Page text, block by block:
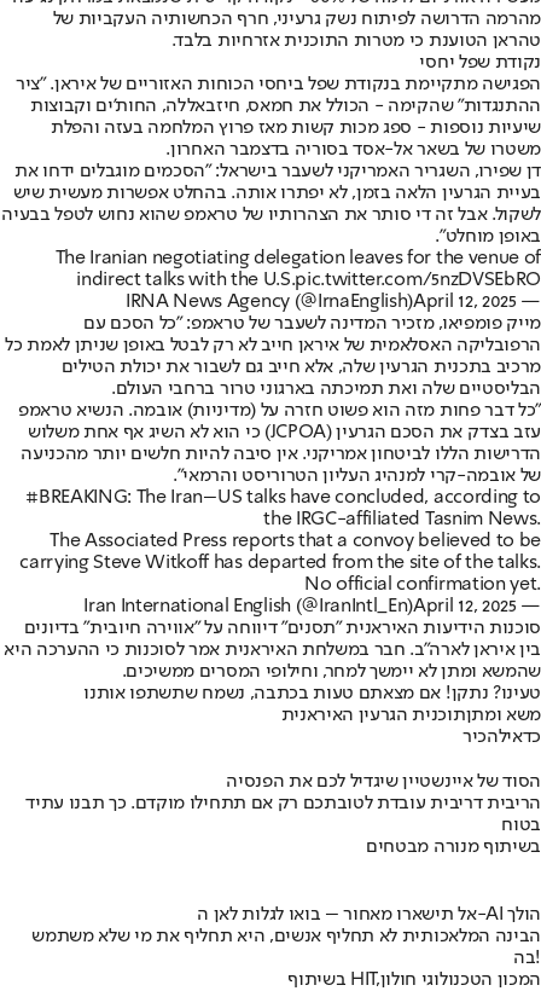
מהרמה הדרושה לפיתוח נשק גרעיני, חרף הכחשותיה העקביות של
טהראן הטוענת כי מטרות התוכנית אזרחיות בלבד.
נקודת שפל יחסי
הפגישה מתקיימת בנקודת שפל ביחסי הכוחות האזוריים של איראן. "ציר
ההתנגדות" שהקימה - הכולל את חמאס, חיזבאללה, החות'ים וקבוצות
שיעיות נוספות - ספג מכות קשות מאז פרוץ המלחמה בעזה והפלת
משטרו של בשאר אל-אסד בסוריה בדצמבר האחרון.
דן שפירו, השגריר האמריקני לשעבר בישראל: "הסכמים מוגבלים ידחו את
בעיית הגרעין הלאה בזמן, לא יפתרו אותה. בהחלט אפשרות מעשית שיש
לשקול. אבל זה די סותר את הצהרותיו של טראמפ שהוא נחוש לטפל בבעיה
באופן מוחלט".
The Iranian negotiating delegation leaves for the venue of
indirect talks with the U.S.pic.twitter.com/5nzDVSEbRO
— IRNA News Agency (@IrnaEnglish)
April 12, 2025
מייק פומפיאו, מזכיר המדינה לשעבר של טראמפ: "כל הסכם עם
הרפובליקה האסלאמית של איראן חייב לא רק לבטל באופן שניתן לאמת כל
מרכיב בתכנית הגרעין שלה, אלא חייב גם לשבור את יכולת הטילים
הבליסטיים שלה ואת תמיכתה בארגוני טרור ברחבי העולם.
"כל דבר פחות מזה הוא פשוט חזרה על (מדיניות) אובמה. הנשיא טראמפ
עזב בצדק את הסכם הגרעין (JCPOA) כי הוא לא השיג אף אחת משלוש
הדרישות הללו לביטחון אמריקני. אין סיבה להיות חלשים יותר מהכניעה
של אובמה-קרי למנהיג העליון הטרוריסט והרמאי".
#BREAKING: The Iran–US talks have concluded, according to
the IRGC-affiliated Tasnim News.
The Associated Press reports that a convoy believed to be
carrying Steve Witkoff has departed from the site of the talks.
No official confirmation yet.
— Iran International English (@IranIntl_En)
April 12, 2025
סוכנות הידיעות האיראנית "תסנים" דיווחה על "אווירה חיובית" בדיונים
בין איראן לארה"ב. חבר במשלחת האיראנית אמר לסוכנות כי ההערכה היא
שהמשא ומתן לא יימשך למחר, וחילופי המסרים ממשיכים.
טעינו? נתקן! אם מצאתם טעות בכתבה, נשמח שתשתפו אותנו
משא ומתןתוכנית הגרעין האיראנית
כדאילהכיר
הסוד של איינשטיין שיגדיל לכם את הפנסיה
הריבית דריבית עובדת לטובתכם רק אם תתחילו מוקדם. כך תבנו עתיד
בטוח
בשיתוף מנורה מבטחים
אל תישארו מאחור – בואו לגלות לאן ה-AI הולך
הבינה המלאכותית לא תחליף אנשים, היא תחליף את מי שלא משתמש
בה!
בשיתוף HIT,המכון הטכנולוגי חולון